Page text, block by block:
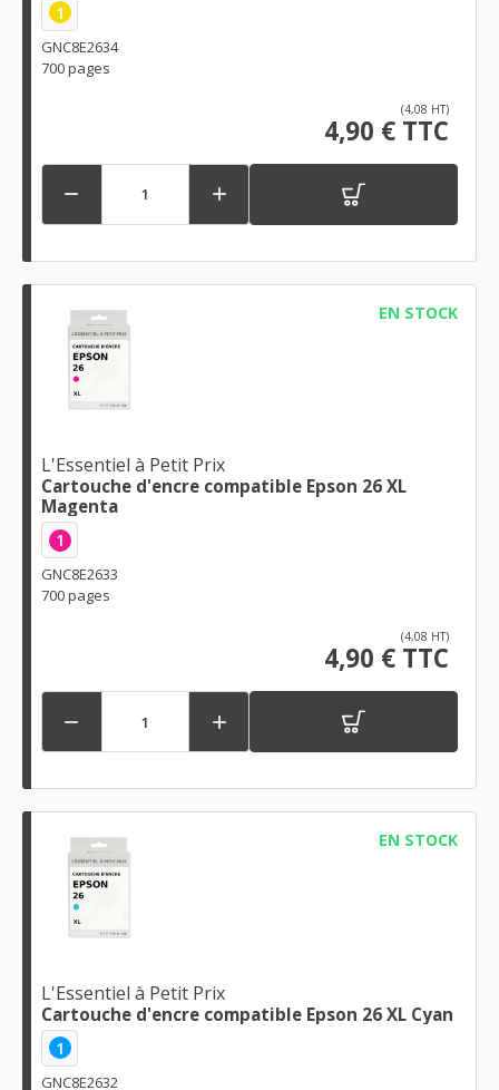
1
GNC8E2634
700 pages
(4,08 HT)
4,90 € TTC
 
EN STOCK
L'Essentiel à Petit Prix
Cartouche d'encre compatible Epson 26 XL
Magenta
1
GNC8E2633
700 pages
(4,08 HT)
4,90 € TTC
 
EN STOCK
L'Essentiel à Petit Prix
Cartouche d'encre compatible Epson 26 XL Cyan
1
GNC8E2632